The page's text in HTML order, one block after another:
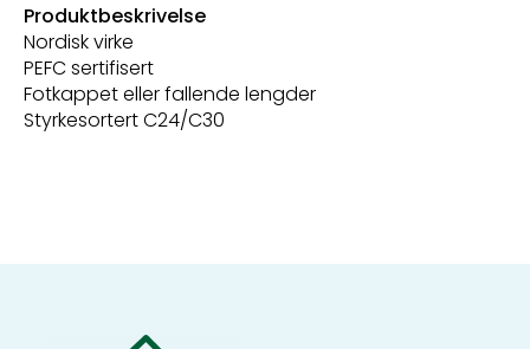
Produktbeskrivelse
Nordisk virke
PEFC sertifisert
Fotkappet eller fallende lengder
Styrkesortert C24/C30